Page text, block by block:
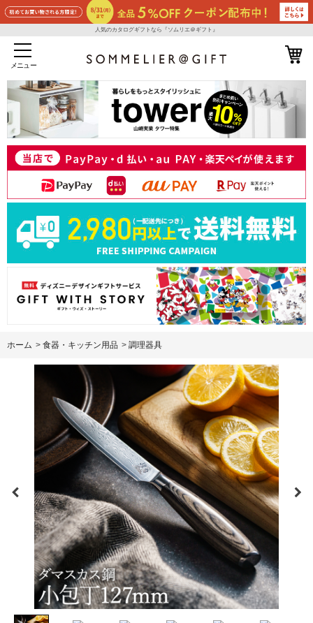
人気のカタログギフトなら『ソムリエ＠ギフト』
メニュー
ホーム > 食器・キッチン用品 > 調理器具